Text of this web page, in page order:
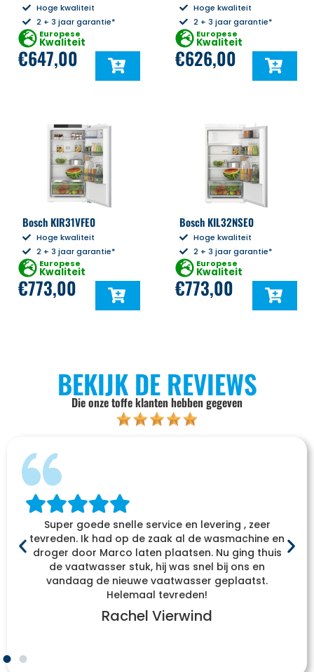
Hoge kwaliteit
2 + 3 jaar garantie*
Europese
Kwaliteit
€647,00
Hoge kwaliteit
2 + 3 jaar garantie*
Europese
Kwaliteit
€626,00
Bosch KIR31VFE0
Hoge kwaliteit
2 + 3 jaar garantie*
Europese
Kwaliteit
€773,00
Bosch KIL32NSE0
Hoge kwaliteit
2 + 3 jaar garantie*
Europese
Kwaliteit
€773,00
BEKIJK DE REVIEWS
Die onze toffe klanten hebben gegeven
Super goede snelle service en levering , zeer
tevreden. Ik had op de zaak al de wasmachine en
droger door Marco laten plaatsen. Nu ging thuis
de vaatwasser stuk, hij was snel bij ons en
vandaag de nieuwe vaatwasser geplaatst.
Helemaal tevreden!
Rachel Vierwind